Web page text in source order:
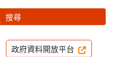
搜尋
政府資料開放平台